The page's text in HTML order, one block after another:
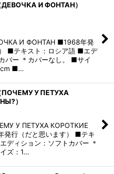
ДЕВОЧКА И ФОНТАН）
И ФОНТАН ■1968年発
■テキスト：ロシア語 ■エデ
バー ＊カバーなし。 ■サイ
■…
ПОЧЕМУ У ПЕТУХА
）
У ПЕТУХА КОРОТКИЕ
行（だと思います） ■テキ
ディション：ソフトカバー ＊
ズ：1…